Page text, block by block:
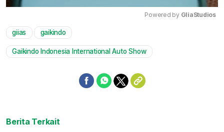
Powered by GliaStudios
giias gaikindo
Gaikindo Indonesia International Auto Show
Berita Terkait